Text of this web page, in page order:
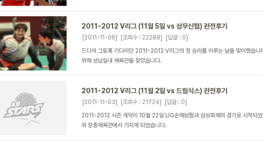
2011-2012 V리그 (11월 5일 vs 상무신협) 관전후기
[2011-11-06] [조회수 : 22288]
[답글 : 0]
드디어 그토록 기다리던 2011-2012 V리그의 첫 승리를 이루는 날을 맞이했습니
위해 성남실내 체육관을 찾았습니다.
2011-2012 V리그 (11월 2일 vs 드림식스) 관전후기
[2011-11-03] [조회수 : 21724]
[답글 : 0]
2011-2012 시즌 개막이 10월 22일 LIG손해보험과 삼성화재의 경기로 시작되었
와 장충체육관에서 가지게 되었습니다.